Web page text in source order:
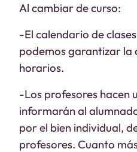
Al cambiar de curso:
-El calendario de
podemos garantizar la
horarios.
-Los profesores hacen
informarán al
por el bien individual,
profesores. Cuanto